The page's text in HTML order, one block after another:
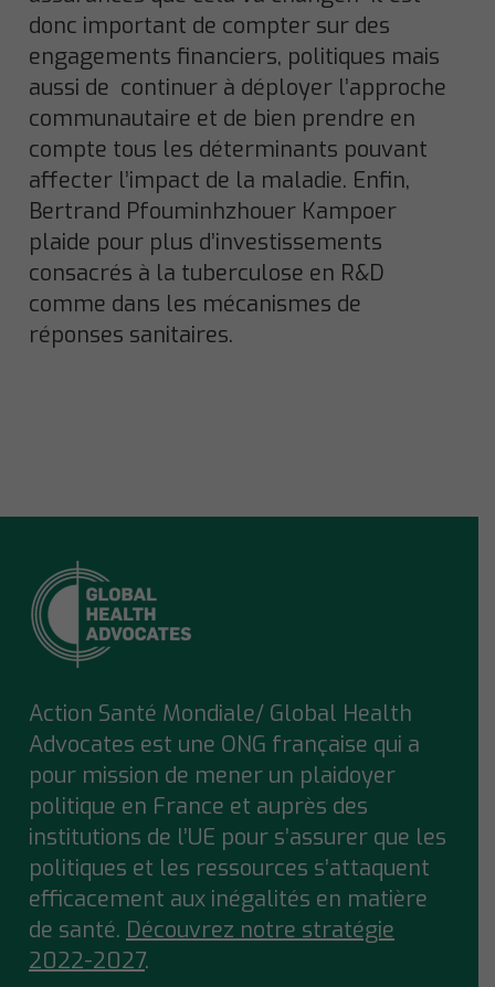
donc important de compter sur des
engagements financiers, politiques mais
aussi de continuer à déployer l’approche
communautaire et de bien prendre en
compte tous les déterminants pouvant
affecter l’impact de la maladie. Enfin,
Bertrand Pfouminhzhouer Kampoer
plaide pour plus d’investissements
consacrés à la tuberculose en R&D
comme dans les mécanismes de
réponses sanitaires.
Action Santé Mondiale/ Global Health
Advocates est une ONG française qui a
pour mission de mener un plaidoyer
politique en France et auprès des
institutions de l’UE pour s’assurer que les
politiques et les ressources s’attaquent
efficacement aux inégalités en matière
de santé. Découvrez notre stratégie
2022-2027.